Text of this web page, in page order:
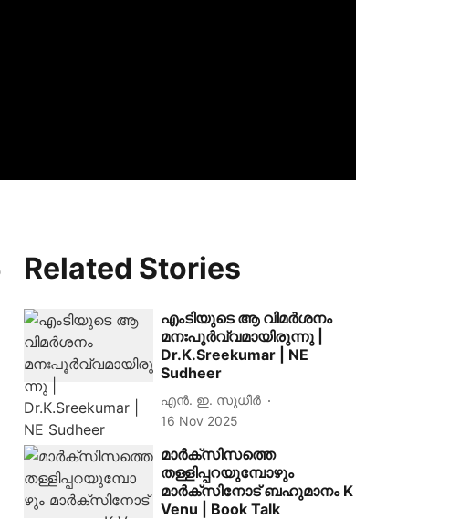
Related Stories
എംടിയുടെ ആ വിമർശനം
മനഃപൂർവ്വമായിരുന്നു |
Dr.K.Sreekumar | NE
Sudheer
എന്‍. ഇ. സുധീര്‍
16 Nov 2025
മാര്‍ക്‌സിസത്തെ
തള്ളിപ്പറയുമ്പോഴും
മാര്‍ക്‌സിനോട് ബഹുമാനം K
Venu | Book Talk